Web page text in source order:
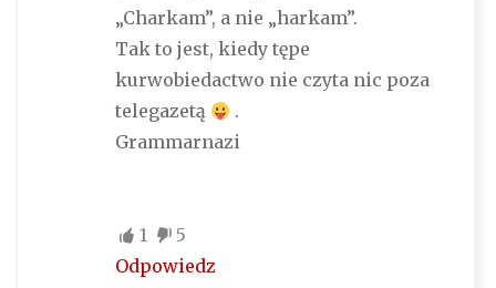
„Charkam”, a nie „harkam”.
Tak to jest, kiedy tępe
kurwobiedactwo nie czyta nic poza
telegazetą
.
Grammarnazi
1
5
Odpowiedz